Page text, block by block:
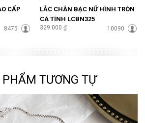
CẤP
8475
LẮC CHÂN BẠC NỮ HÌNH TRÒN
CÁ TÍNH LCBN325
329.000 ₫ 10090
PHẨM TƯƠNG TỰ